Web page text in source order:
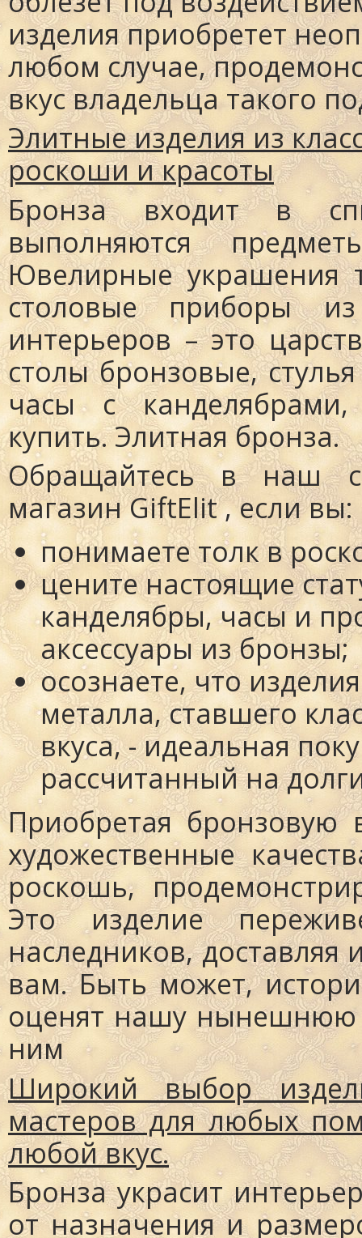
изделия приобретет
любом случае,
вкус владельца такого
Элитные изделия из
роскоши и красоты
Бронза входит в
выполняются
Ювелирные украшения
столовые приборы
интерьеров – это
столы бронзовые,
часы с
купить. Элитная бронза.
Обращайтесь в наш
магазин GiftElit , если вы:
понимаете толк в
цените настоящие
канделябры, часы и
аксессуары из бронзы;
осознаете, что
металла, ставшего
вкуса, - идеальная
рассчитанный на
Приобретая
художественные
роскошь,
Это изделие
наследников,
вам. Быть может,
оценят нашу нынешнюю
ним
Широкий выбор
мастеров для любых
любой вкус.
Бронза украсит
от назначения и